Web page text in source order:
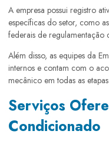
A empresa possui registro
específicas do setor, como
federais de regulamentação
Além disso, as equipes da
internos e contam com o
mecânico em todas as
Serviços
Condicionado